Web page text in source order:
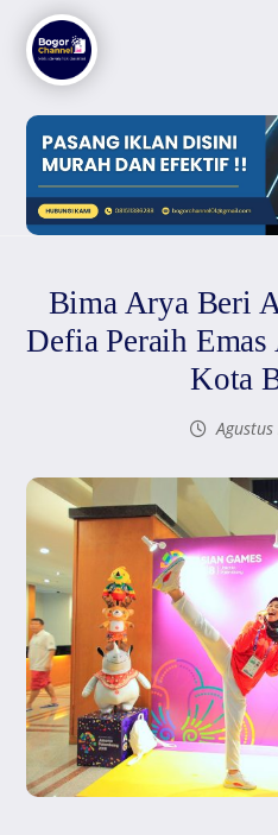
Bima Arya Beri
Defia Peraih Emas
Kota